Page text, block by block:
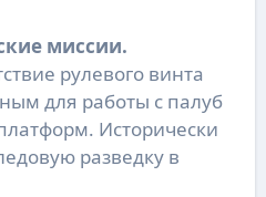
миссии.
рулевого винта
для работы с палуб
Исторически
разведку в